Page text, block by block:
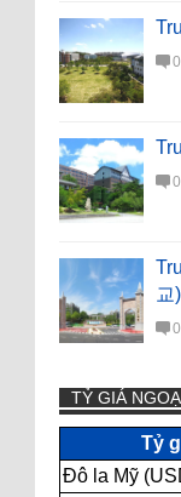
0
0
교)
0
TỶ GIÁ
Tỷ
Đô la Mỹ